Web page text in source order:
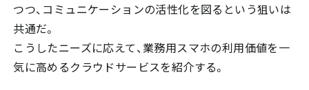
つつ、コミュニケーションの活性化を図るという狙いは
共通だ。
こうしたニーズに応えて、業務用スマホの利用価値を一
気に高めるクラウドサービスを紹介する。